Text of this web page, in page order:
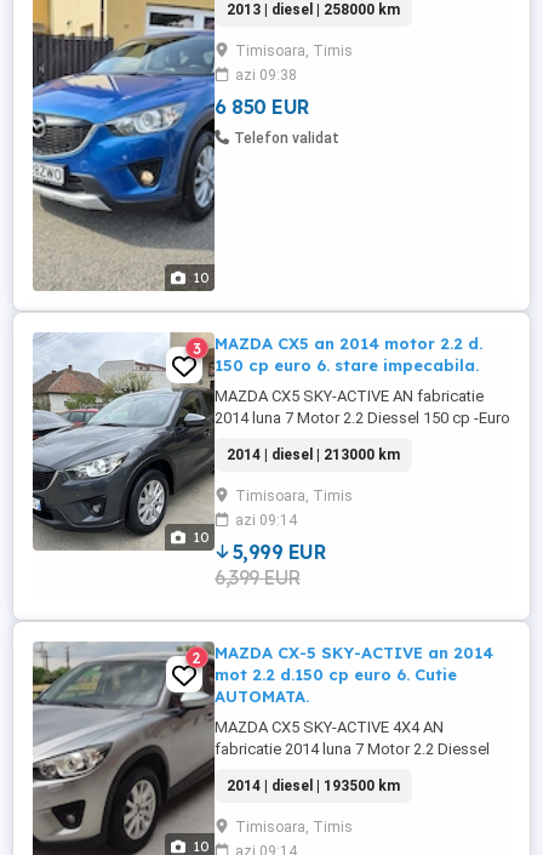
10
automat 4 geamuri electrice Faruri bixenon
Comenzi volan Navigație Bluetooth
Sistem audio BOSE Cheie let's go entry
Line assist RVM(monitorizare unghi mort)
TCS(monitorizare tracțiune ...
2013 | diesel | 258000 km
Timisoara, Timis
azi 09:38
6 850 EUR
Telefon validat
10
3
MAZDA CX5 an 2014 motor 2.2 d.
150 cp euro 6. stare impecabila.
MAZDA CX5 SKY-ACTIVE AN fabricatie
2014 luna 7 Motor 2.2 Diessel 150 cp -Euro
NAVIGATIE MARE COLOR +HARTA FULL
EUROPA DUBLU CLIMATRONIC DIGITAL -
Lane assist TINE BANDA -senzori ploaie
+lumina automate computer de bord
+consum -CUTIE MANUALA 6+1 VITEZE
consum 6 %km. SENZORI ...
2014 | diesel | 213000 km
Timisoara, Timis
azi 09:14
5,999 EUR
6,399 EUR
10
2
MAZDA CX-5 SKY-ACTIVE an 2014
mot 2.2 d.150 cp euro 6. Cutie
AUTOMATA.
MAZDA CX5 SKY-ACTIVE 4X4 AN
fabricatie 2014 luna 7 Motor 2.2 Diessel
119 g -Tractiune 4x4 cuplaj la buton
NAVIGATIE MARE COLOR +HARTA FULL
EUROPA DUBLU CLIMATRONIC digital -
2014 | diesel | 193500 km
Timisoara, Timis
azi 09:14